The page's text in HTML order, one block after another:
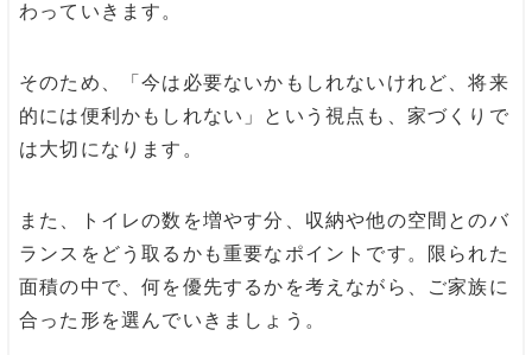
わっていきます。
そのため、「今は必要ないかもしれないけれど、将来
的には便利かもしれない」という視点も、家づくりで
は大切になります。
また、トイレの数を増やす分、収納や他の空間とのバ
ランスをどう取るかも重要なポイントです。限られた
面積の中で、何を優先するかを考えながら、ご家族に
合った形を選んでいきましょう。